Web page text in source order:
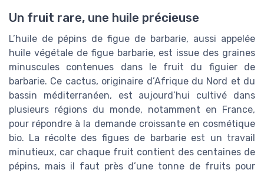
Un fruit rare, une huile précieuse
L’huile de pépins de figue de barbarie, aussi appelée
huile végétale de figue barbarie, est issue des graines
minuscules contenues dans le fruit du figuier de
barbarie. Ce cactus, originaire d’Afrique du Nord et du
bassin méditerranéen, est aujourd’hui cultivé dans
plusieurs régions du monde, notamment en France,
pour répondre à la demande croissante en cosmétique
bio. La récolte des figues de barbarie est un travail
minutieux, car chaque fruit contient des centaines de
pépins, mais il faut près d’une tonne de fruits pour